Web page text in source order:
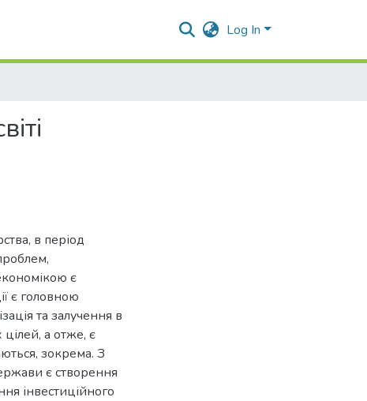
Log In
в період
є
є головною
та залучення в
а отже, є
зокрема. З
є створення
інвестиційного